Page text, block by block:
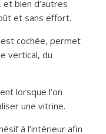
et bien d’autres
et sans effort.
est cochée, permet
vertical, du
lorsque l’on
une vitrine.
à l’intérieur afin